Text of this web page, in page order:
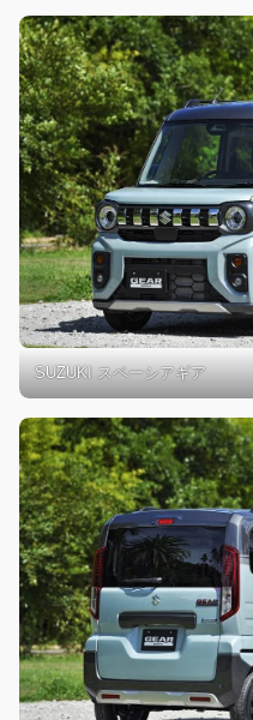
SUZUKI スペーシアギア